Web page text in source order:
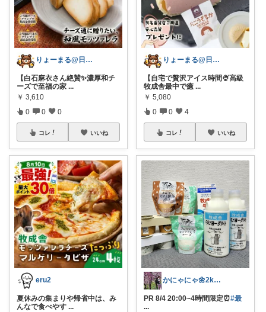
りょーまる@日用品×ファッション
【白石麻衣さん絶賛✨濃厚和チ
ーズで至福の家 ...
￥ 3,610
0 0 0
コレ いいね
eru2
夏休みの集まりや帰省中は、み
んなで食べやす ...
りょーまる@日用品×ファッション
【自宅で贅沢アイス時間🍨高級
牧成舎最中で癒 ...
￥ 5,080
0 0 4
コレ いいね
かにゃにゃ🌼2kids mama
PR 8/4 20:00~4時間限定⏰#最
...